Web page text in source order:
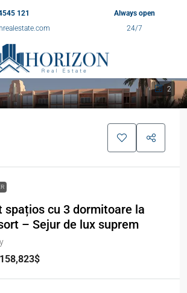
121
Always open
24/7
2
spațios cu 3 dormitoare la
– Sejur de lux suprem